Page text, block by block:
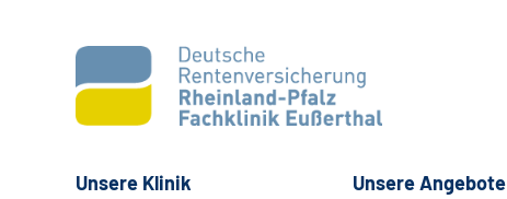
Unsere Klinik Unsere Angebote